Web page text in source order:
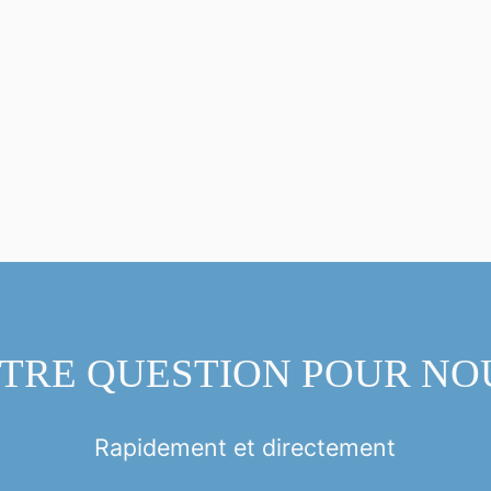
QUESTION POUR
Rapidement et directement